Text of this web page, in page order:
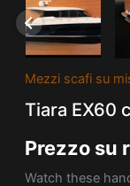
Mezzi scafi su
Tiara EX60
Prezzo su
Watch these